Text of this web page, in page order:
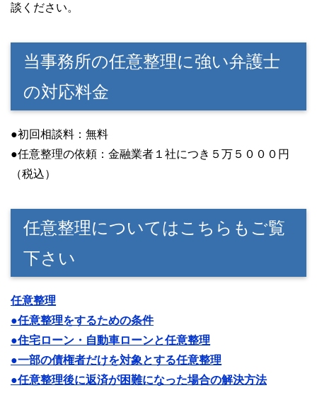
談ください。
当事務所の任意整理に強い弁護士
の対応料金
●初回相談料：無料
●任意整理の依頼：金融業者１社につき５万５０００円
（税込）
任意整理についてはこちらもご覧
下さい
任意整理
●任意整理をするための条件
●住宅ローン・自動車ローンと任意整理
●一部の債権者だけを対象とする任意整理
●任意整理後に返済が困難になった場合の解決方法